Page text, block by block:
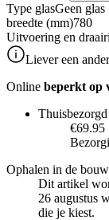
Type glasGeen glas
breedte (mm)780
Uitvoering en
Liever een
Online beperkt op
Thuisbezorgd
€69.95
Ophalen in de
Dit artikel
26 augustus
die je kiest.